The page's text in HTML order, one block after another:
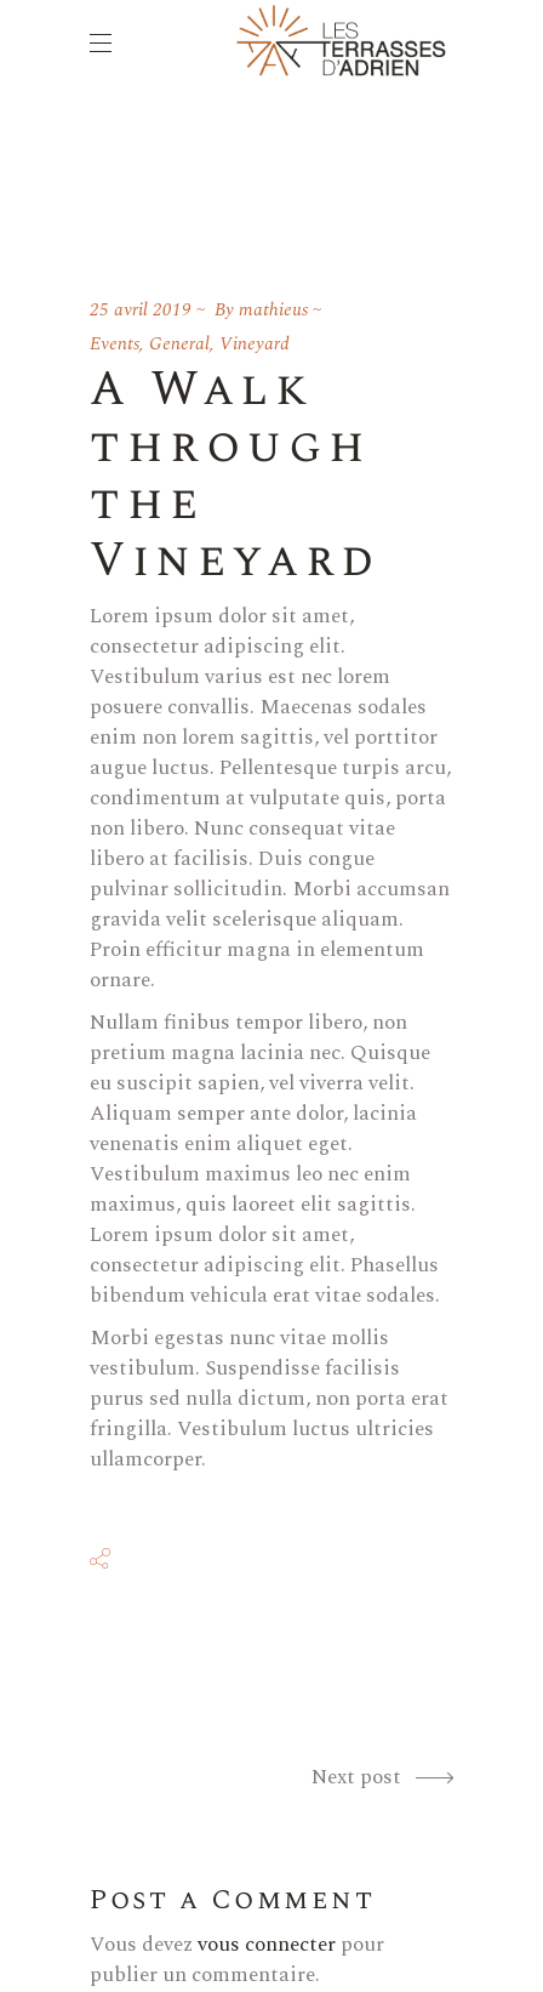
25 avril 2019 Bymathieus
Events, General, Vineyard
A Walk
through
the
Vineyard
Lorem ipsum dolor sit amet,
consectetur adipiscing elit.
Vestibulum varius est nec lorem
posuere convallis. Maecenas sodales
enim non lorem sagittis, vel porttitor
augue luctus. Pellentesque turpis arcu,
condimentum at vulputate quis, porta
non libero. Nunc consequat vitae
libero at facilisis. Duis congue
pulvinar sollicitudin. Morbi accumsan
gravida velit scelerisque aliquam.
Proin efficitur magna in elementum
ornare.
Nullam finibus tempor libero, non
pretium magna lacinia nec. Quisque
eu suscipit sapien, vel viverra velit.
Aliquam semper ante dolor, lacinia
venenatis enim aliquet eget.
Vestibulum maximus leo nec enim
maximus, quis laoreet elit sagittis.
Lorem ipsum dolor sit amet,
consectetur adipiscing elit. Phasellus
bibendum vehicula erat vitae sodales.
Morbi egestas nunc vitae mollis
vestibulum. Suspendisse facilisis
purus sed nulla dictum, non porta erat
fringilla. Vestibulum luctus ultricies
ullamcorper.
Next post
Post a Comment
Vous devezvous connecterpour
publier un commentaire.